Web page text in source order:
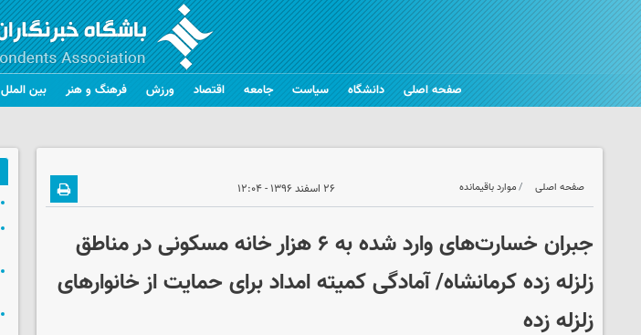
صفحه اصلی دانشگاه سیاست جامعه اقتصاد ورزش فرهنگ و هنر بین الملل
صفحه اصلی موارد باقیمانده ۲۶ اسفند ۱۳۹۶ - ۱۲:۰۴
جبران خسارت‌های وارد شده به ۶ هزار خانه مسکونی در مناطق
زلزله زده کرمانشاه/ آمادگی کمیته امداد برای حمایت از خانوار‌های
زلزله زده